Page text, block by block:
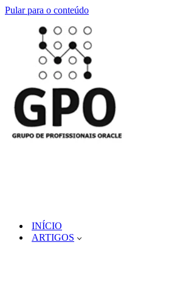
Pular para o conteúdo
INÍCIO
ARTIGOS